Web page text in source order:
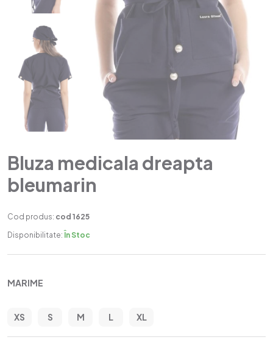
Bluza medicala dreapta
bleumarin
Cod produs: cod 1625
Disponibilitate: În Stoc
MARIME
XS S M L XL